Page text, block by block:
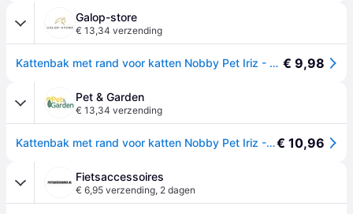
Galop-store
€ 13,34 verzending
Kattenbak met rand voor katten Nobby Pet Iriz - Gris € 9,98
Pet & Garden
€ 13,34 verzending
Kattenbak met rand voor katten Nobby Pet Iriz - Gris€ 10,96
Fietsaccessoires
€ 6,95 verzending, 2 dagen